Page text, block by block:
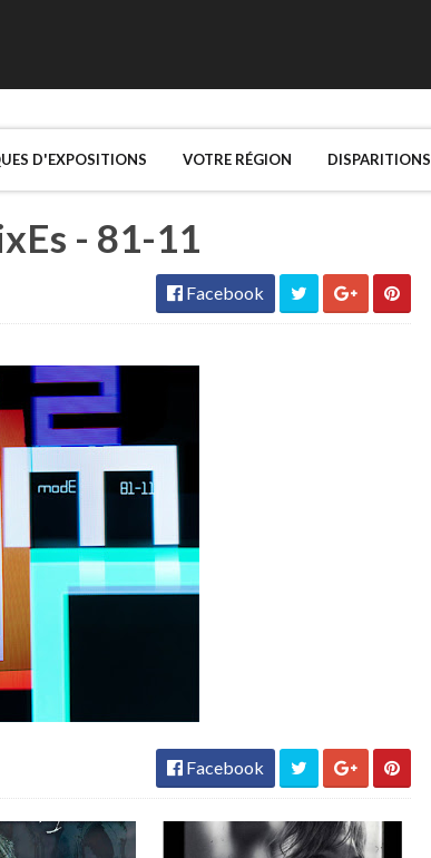
D'EXPOSITIONS VOTRE RÉGION DISPARITIONS
- 81-11
Facebook
Facebook